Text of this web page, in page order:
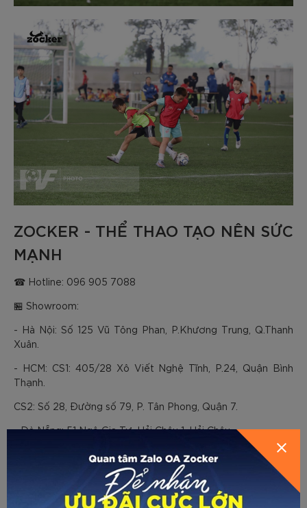
ZOCKER - THỂ THAO TẠO NÊN SỨC
MẠNH
☎ Hotline: 096 905 7088
🏪 Showroom:
- Hà Nội: Số 125 Vũ Tông Phan, P.Khương Trung, Q.Thanh
Xuân.
- HCM: CS1: 405/28 Xô Viết Nghệ Tĩnh, P.24, Quận Bình
Thạnh.
CS2: Số 28, Đường số 79, P. Tân Phong, Quận 7.
- Đà Nẵng: 51 Ngô Gia Tự, Hải Châu 1, Hải Châu.
- Hải Phòng: 210 Hàng Kênh, Q.Lê Chân.
(Và Zocker đã có mặt tại tất cả các hệ thống đại lý phân
phối trên toàn quốc).